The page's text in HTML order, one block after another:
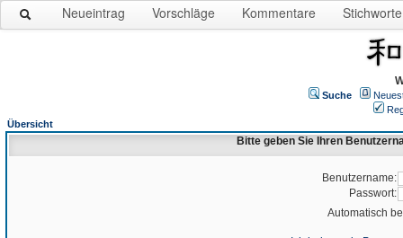
Neueintrag Vorschläge Kommentare Stichworte
Suche
Übersicht
Bitte geben Sie Ihren
Benutzername:
Passwort:
Automatisch